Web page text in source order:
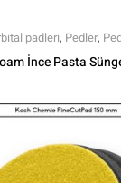
padleri, Pedler,
,Tüm Ürünler,Tüm
İnce Pasta